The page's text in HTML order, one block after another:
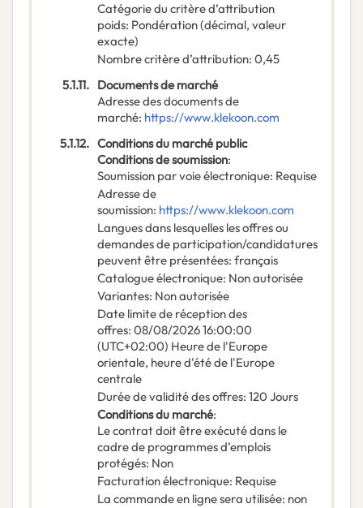
Catégorie du critère d’attribution
poids: Pondération (décimal, valeur
exacte)
Nombre critère d’attribution: 0,45
5.1.11. Documents de marché
Adresse des documents de
marché: https://www.klekoon.com
5.1.12. Conditions du marché public
Conditions de soumission:
Soumission par voie électronique: Requise
Adresse de
soumission: https://www.klekoon.com
Langues dans lesquelles les offres ou
demandes de participation/candidatures
peuvent être présentées: français
Catalogue électronique: Non autorisée
Variantes: Non autorisée
Date limite de réception des
offres: 08/08/202616:00:00
(UTC+02:00) Heure de l'Europe
orientale, heure d'été de l'Europe
centrale
Durée de validité des offres: 120 Jours
Conditions du marché:
Le contrat doit être exécuté dans le
cadre de programmes d’emplois
protégés: Non
Facturation électronique: Requise
La commande en ligne sera utilisée: non